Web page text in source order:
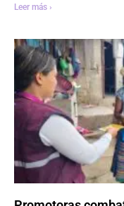
Leer más ›